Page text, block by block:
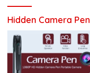
Hidden Camera Pen